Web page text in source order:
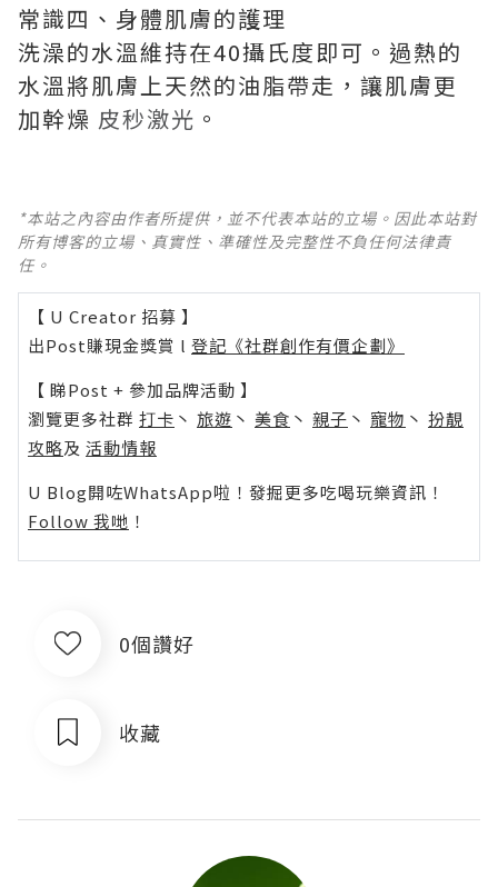
常識四、身體肌膚的護理
洗澡的水溫維持在40攝氏度即可。過熱的
水溫將肌膚上天然的油脂帶走，讓肌膚更
加幹燥 皮秒激光 。
*本站之內容由作者所提供，並不代表本站的立場。因此本站對
所有博客的立場、真實性、準確性及完整性不負任何法律責
任。
【 U Creator 招募 】
出Post賺現金獎賞 l 登記《社群創作有價企劃》
【 睇Post + 參加品牌活動 】
瀏覽更多社群 打卡 丶 旅遊 丶 美食 丶 親子 丶 寵物 丶 扮靚
攻略及 活動情報
U Blog開咗WhatsApp啦！發掘更多吃喝玩樂資訊！
Follow 我哋 ！
0個讚好
收藏